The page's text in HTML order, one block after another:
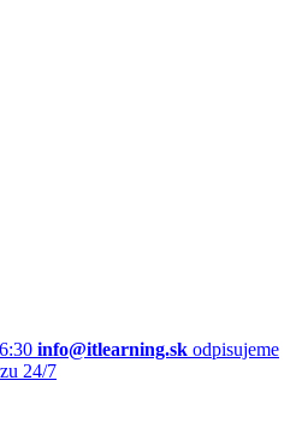
info@itlearning.sk odpisujeme
24/7